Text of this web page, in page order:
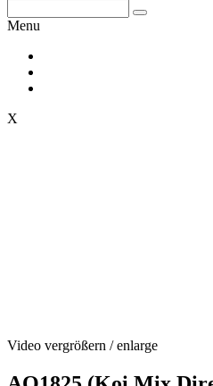
Menu
X
Video vergrößern / enlarge